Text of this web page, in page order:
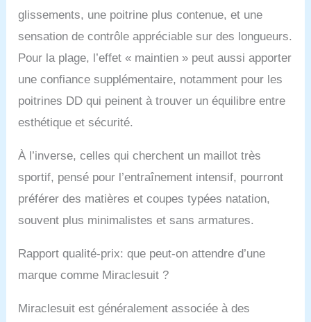
glissements, une poitrine plus contenue, et une
sensation de contrôle appréciable sur des longueurs.
Pour la plage, l’effet « maintien » peut aussi apporter
une confiance supplémentaire, notamment pour les
poitrines DD qui peinent à trouver un équilibre entre
esthétique et sécurité.
À l’inverse, celles qui cherchent un maillot très
sportif, pensé pour l’entraînement intensif, pourront
préférer des matières et coupes typées natation,
souvent plus minimalistes et sans armatures.
Rapport qualité-prix: que peut-on attendre d’une
marque comme Miraclesuit ?
Miraclesuit est généralement associée à des